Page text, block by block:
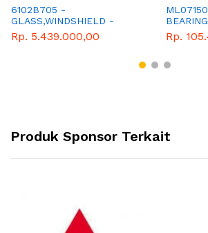
6102B705 -
GLASS,WINDSHIELD -
KACA DEPAN PAJERO
LAMA DAN TRITON LAMA
Rp. 5.439.000,00
GEMUK
PAJERO
L200 -
Rp.
Produk Sponsor Terkait